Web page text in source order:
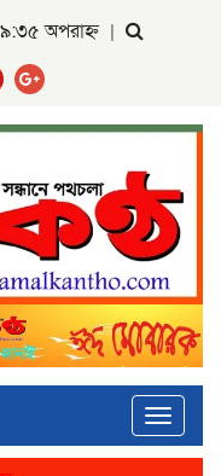
অপরাহ্ন |
Toggle